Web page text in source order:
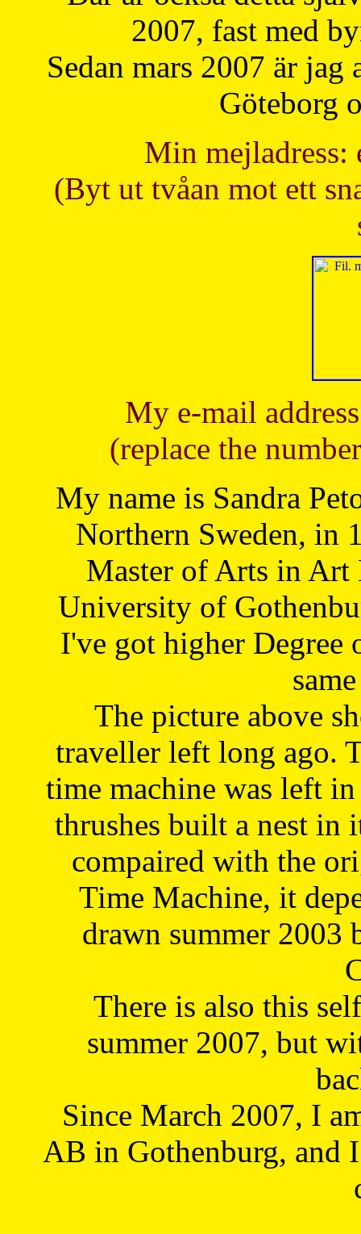
2007, fast med
Sedan mars 2007 är
Göteborg
Min mejladress:
(Byt ut tvåan mot ett
My e-mail
(replace the
My name is Sandra
Northern Sweden, in
Master of Arts in Art
University of
I've got higher Degree
The picture above
traveller left long ago.
time machine was left
thrushes built a nest in
compaired with the
Time Machine, it
drawn summer 2003
There is also this
summer 2007, but
Since March 2007, I
AB in Gothenburg, and